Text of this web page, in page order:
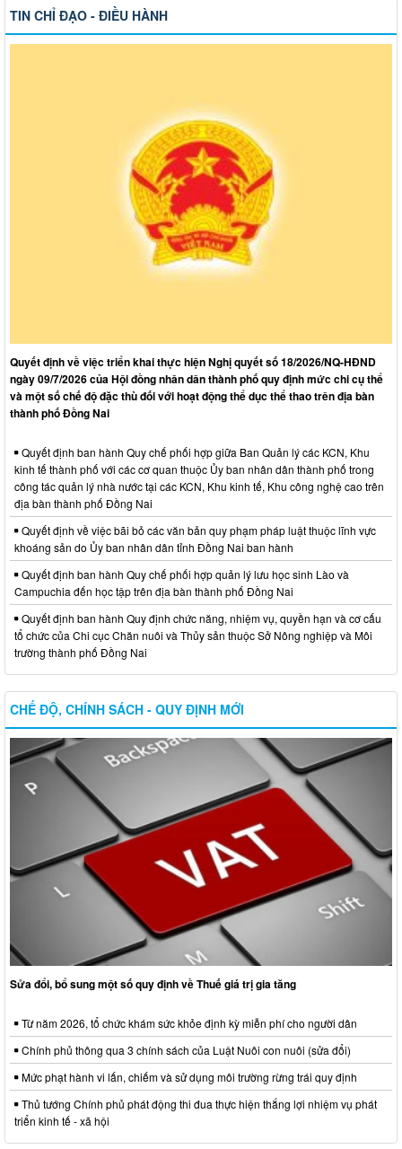
TIN CHỈ ĐẠO - ĐIỀU HÀNH
Quyết định về việc triển khai thực hiện Nghị quyết số 18/2026/NQ-HĐND
ngày 09/7/2026 của Hội đồng nhân dân thành phố quy định mức chi cụ thể
và một số chế độ đặc thù đối với hoạt động thể dục thể thao trên địa bàn
thành phố Đồng Nai
Quyết định ban hành Quy chế phối hợp giữa Ban Quản lý các KCN, Khu
kinh tế thành phố với các cơ quan thuộc Ủy ban nhân dân thành phố trong
công tác quản lý nhà nước tại các KCN, Khu kinh tế, Khu công nghệ cao trên
địa bàn thành phố Đồng Nai
Quyết định về việc bãi bỏ các văn bản quy phạm pháp luật thuộc lĩnh vực
khoáng sản do Ủy ban nhân dân tỉnh Đồng Nai ban hành
Quyết định ban hành Quy chế phối hợp quản lý lưu học sinh Lào và
Campuchia đến học tập trên địa bàn thành phố Đồng Nai
Quyết định ban hành Quy định chức năng, nhiệm vụ, quyền hạn và cơ cấu
tổ chức của Chi cục Chăn nuôi và Thủy sản thuộc Sở Nông nghiệp và Môi
trường thành phố Đồng Nai
CHẾ ĐỘ, CHÍNH SÁCH - QUY ĐỊNH MỚI
Sửa đổi, bổ sung một số quy định về Thuế giá trị gia tăng
Từ năm 2026, tổ chức khám sức khỏe định kỳ miễn phí cho người dân
Chính phủ thông qua 3 chính sách của Luật Nuôi con nuôi (sửa đổi)
Mức phạt hành vi lấn, chiếm và sử dụng môi trường rừng trái quy định
Thủ tướng Chính phủ phát động thi đua thực hiện thắng lợi nhiệm vụ phát
triển kinh tế - xã hội